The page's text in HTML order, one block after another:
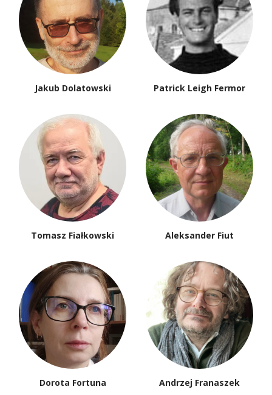
Jakub Dolatowski Patrick Leigh Fermor
Tomasz Fiałkowski Aleksander Fiut
Dorota Fortuna Andrzej Franaszek